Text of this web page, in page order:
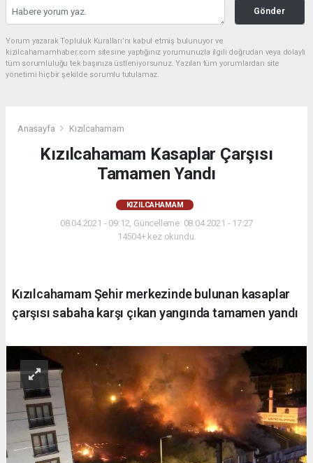
Gönder
Yorum yazarak Topluluk Kuralları’nı kabul etmiş bulunuyor ve
kizilcahamamhaber.com sitesine yaptığınız yorumunuzla ilgili doğrudan veya dolaylı
tüm sorumluluğu tek başınıza üstleniyorsunuz. Yazılan tüm yorumlardan site
yönetimi hiçbir şekilde sorumlu tutulamaz.
Anasayfa Kızılcahamam
Kızılcahamam Kasaplar Çarşısı
Tamamen Yandı
KIZILCAHAMAM
08.04.2021 - 09:12, Güncelleme: 08.04.2021 - 17:27
14504+ kez okundu.
Kızılcahamam Şehir merkezinde bulunan kasaplar
çarşısı sabaha karşı çıkan yangında tamamen yandı